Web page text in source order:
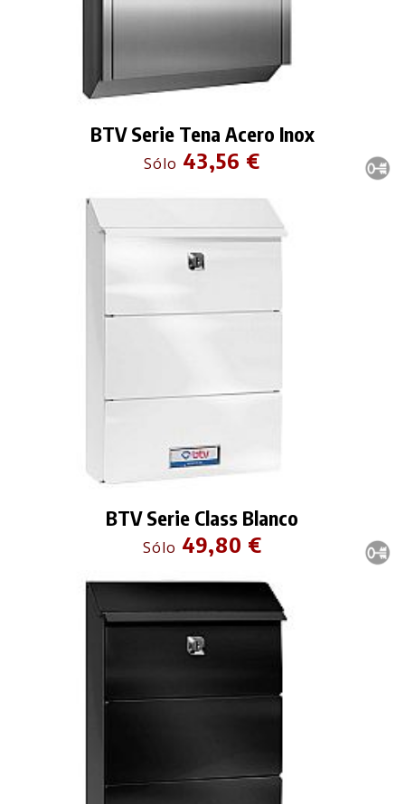
BTV Serie Tena Acero Inox
Sólo 43,56 €
BTV Serie Class Blanco
Sólo 49,80 €